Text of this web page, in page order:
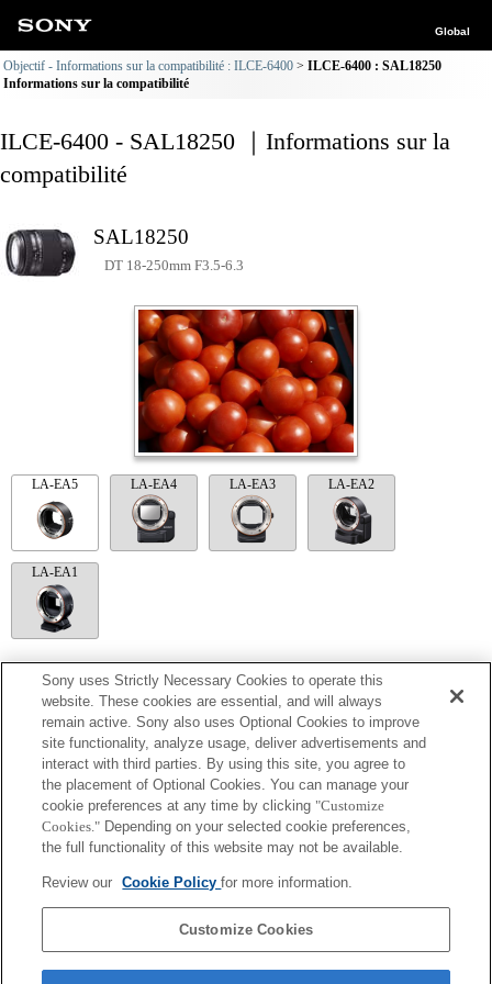
Global
Objectif - Informations sur la compatibilité : ILCE-6400
ILCE-6400 : SAL18250
Informations sur la compatibilité
ILCE-6400 - SAL18250 ｜Informations sur la
compatibilité
SAL18250
DT 18-250mm F3.5-6.3
LA-EA5 LA-EA4 LA-EA3 LA-EA2
LA-EA1
LA-EA5
La mise au point automatique ne peut pas être utilisée.
Disponible avec une bague d'adaptation d'objectif.
Le mode SteadyShot n'est pas pris en charge.
Le son de fonctionnement du diaphragme est enregistré à l'aide du microphone
interne.
Outside the A (Aperture priority), S (Shutter priority), and M (Manual) modes, the
shutter speed and the aperture can not be adjusted during the movie recording.
La fonction [Comp. objectif ] (Compensation de l'objectif) n'est pas opérationnelle.
Si vous fixez l'objectif à monture A à l'aide de l'adaptateur, la fonction d'aide à la mise
de mise au point. Vous pouvez agrandir l'image en sélectionnant la fonction [Loupe
mise pt] ou [Aide MF] sur n'importe quelle touche de "Réglag. touche perso".
L'obturateur tactile ne fonctionne pas.
Sony uses Strictly Necessary Cookies to operate this
website. These cookies are essential, and will always
remain active. Sony also uses Optional Cookies to improve
site functionality, analyze usage, deliver advertisements and
interact with third parties. By using this site, you agree to
the placement of Optional Cookies. You can manage your
cookie preferences at any time by clicking "Customize
Cookies." Depending on your selected cookie preferences,
the full functionality of this website may not be available.
Review our Cookie Policyfor more information.
Customize Cookies